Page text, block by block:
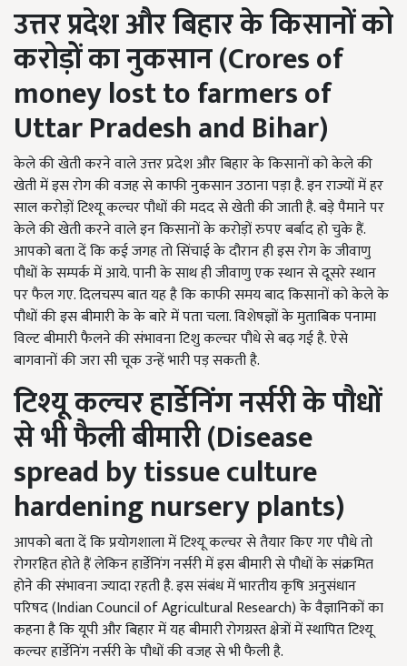
उत्तर प्रदेश और बिहार के किसानों को
करोड़ों का नुकसान (Crores of
money lost to farmers of
Uttar Pradesh and Bihar)
केले की खेती करने वाले उत्तर प्रदेश और बिहार के किसानों को केले की
खेती में इस रोग की वजह से काफी नुकसान उठाना पड़ा है. इन राज्यों में हर
साल करोड़ों टिश्यू कल्चर पौधों की मदद से खेती की जाती है. बड़े पैमाने पर
केले की खेती करने वाले इन किसानों के करोड़ों रुपए बर्बाद हो चुके हैं.
आपको बता दें कि कई जगह तो सिंचाई के दौरान ही इस रोग के जीवाणु
पौधों के सम्पर्क में आये. पानी के साथ ही जीवाणु एक स्थान से दूसरे स्थान
पर फैल गए. दिलचस्प बात यह है कि काफी समय बाद किसानों को केले के
पौधों की इस बीमारी के के बारे में पता चला. विशेषज्ञों के मुताबिक पनामा
विल्ट बीमारी फैलने की संभावना टिशु कल्चर पौधे से बढ़ गई है. ऐसे
बागवानों की जरा सी चूक उन्हें भारी पड़ सकती है.
टिश्यू कल्चर हार्डेनिंग नर्सरी के पौधों
से भी फैली बीमारी (Disease
spread by tissue culture
hardening nursery plants)
आपको बता दें कि प्रयोगशाला में टिश्यू कल्चर से तैयार किए गए पौधे तो
रोगरहित होते हैं लेकिन हार्डेनिंग नर्सरी में इस बीमारी से पौधों के संक्रमित
होने की संभावना ज्यादा रहती है. इस संबंध में भारतीय कृषि अनुसंधान
परिषद (Indian Council of Agricultural Research) के वैज्ञानिकों का
कहना है कि यूपी और बिहार में यह बीमारी रोगग्रस्त क्षेत्रों में स्थापित टिश्यू
कल्चर हार्डेनिंग नर्सरी के पौधों की वजह से भी फैली है.